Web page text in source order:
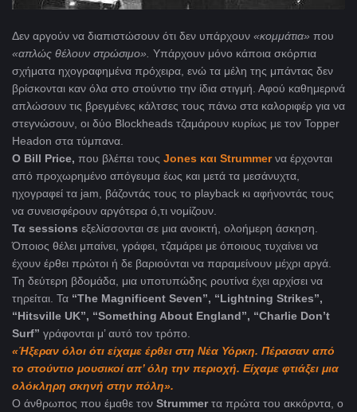
Δεν αργούν να διαπιστώσουν ότι δεν υπάρχουν «κομμάτια» που
«απλώς θέλουν στρώσιμο». Υπάρχουν μόνο κάποια σκόρπια
σχήματα ηχογραφημένα πρόχειρα, ενώ τα μέλη της μπάντας δεν
βρίσκονται καν όλα στο στούντιο την ίδια στιγμή. Αφού καθημερινά
απλώσουν τις βρεγμένες κάλτσες τους πάνω στα καλοριφέρ για να
στεγνώσουν, οι δύο Blockheads τζαμάρουν κυρίως με τον Topper
Headon στα τύμπανα.
Ο Bill Price, που βλέπει τους Jones και Strummerνα έρχονται
από προχωρημένο απόγευμα έως και μετά τα μεσάνυχτα,
ηχογραφεί τα jam, βάζοντάς τους το playback κι αφήνοντάς τους
να συνεισφέρουν αργότερα ό,τι νομίζουν.
Τα sessions εξελίσσονται σε μια ανοικτή, ολοήμερη άσκηση.
Όποιος θέλει μπαίνει, γράφει, τζαμάρει με όποιους τυχαίνει να
έχουν έρθει πρώτοι ή δε βαριούνται να παραμείνουν μέχρι αργά.
Τη δεύτερη βδομάδα, μια υποτυπώδης ρουτίνα έχει αρχίσει να
τηρείται. Τα “The Magnificent Seven”, “Lightning Strikes”,
“Hitsville UK”, “Something About England”, “Charlie Don’t
Surf” γράφονται μ’ αυτό τον τρόπο.
«Ήξεραν όλοι ότι είχαμε έρθει στη Νέα Υόρκη. Πέρασαν από
το στούντιο μουσικοί απ’ όλη την περιοχή. Είχαμε φτιάξει μια
ολόκληρη σκηνή στην πόλη».
Ο άνθρωπος που έμαθε τον Strummerτα πρώτα του ακκόρντα, ο